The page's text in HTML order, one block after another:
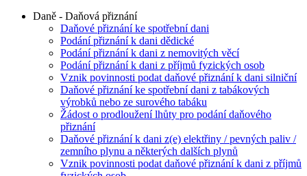
Daně - Daňová přiznání
Daňové přiznání ke spotřební dani
Podání přiznání k dani dědické
Podání přiznání k dani z nemovitých věcí
Podání přiznání k dani z příjmů fyzických osob
Vznik povinnosti podat daňové přiznání k dani silniční
Daňové přiznání ke spotřební dani z tabákových
výrobků nebo ze surového tabáku
Žádost o prodloužení lhůty pro podání daňového
přiznání
Daňové přiznání k dani z(e) elektřiny / pevných paliv /
zemního plynu a některých dalších plynů
Vznik povinnosti podat daňové přiznání k dani z příjmů